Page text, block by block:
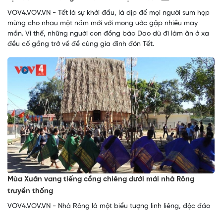
VOV4.VOV.VN - Tết là sự khởi đầu, là dịp để mọi người sum họp
mừng cho nhau một năm mới với mong ước gặp nhiều may
mắn. Vì thế, những người con đồng bào Dao dù đi làm ăn ở xa
đều cố gắng trở về để cùng gia đình đón Tết.
Mùa Xuân vang tiếng cồng chiêng dưới mái nhà Rông
truyền thống
VOV4.VOV.VN - Nhà Rông là một biểu tượng linh liêng, độc đáo